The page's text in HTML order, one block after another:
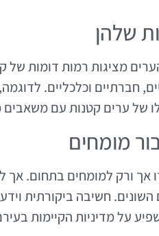
מציגות רמות דומות של
חברתיים וכלכליים.
של ערים קטנות עם משאבים
אך ורק למומחים בתחום.
חשיבה ביקורתית
על מדיניות הקיימות